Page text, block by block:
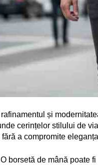
și
cerințelor stilului de
a compromite
O borsetă de mână poate